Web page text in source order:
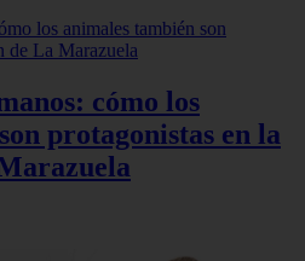
cómo los
protagonistas en la